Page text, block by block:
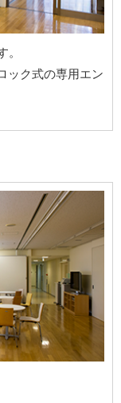
。
ック式の専用エン